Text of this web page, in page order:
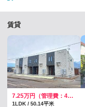
賃貸
7.25万円（管理費：4600円）
1LDK / 50.14平米